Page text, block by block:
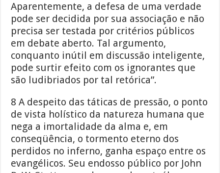
Aparentemente, a defesa de uma verdade
pode ser decidida por sua associação e não
precisa ser testada por critérios públicos
em debate aberto. Tal argumento,
conquanto inútil em discussão inteligente,
pode surtir efeito com os ignorantes que
são ludibriados por tal retórica”.
8 A despeito das táticas de pressão, o ponto
de vista holístico da natureza humana que
nega a imortalidade da alma e, em
conseqüência, o tormento eterno dos
perdidos no inferno, ganha espaço entre os
evangélicos. Seu endosso público por John